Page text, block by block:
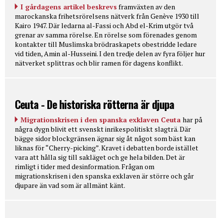
I gårdagens artikel beskrevs framväxten av den
marockanska frihetsrörelsens nätverk från Genève 1930 till
Kairo 1947. Där ledarna al-Fassi och Abd el-Krim utgör två
grenar av samma rörelse. En rörelse som förenades genom
kontakter till Muslimska brödraskapets obestridde ledare
vid tiden, Amin al-Husseini. I den tredje delen av fyra följer hur
nätverket splittras och blir ramen för dagens konflikt.
Ceuta - De historiska rötterna är djupa
Migrationskrisen i den spanska exklaven Ceuta har på
några dygn blivit ett svenskt inrikespolitiskt slagträ. Där
bägge sidor blockgränsen ägnar sig åt något som bäst kan
liknas för “Cherry-picking”. Kravet i debatten borde istället
vara att hålla sig till sakläget och ge hela bilden. Det är
rimligt i tider med desinformation. Frågan om
migrationskrisen i den spanska exklaven är större och går
djupare än vad som är allmänt känt.